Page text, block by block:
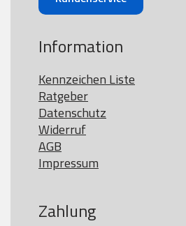
Information
Kennzeichen Liste
Ratgeber
Datenschutz
Widerruf
AGB
Impressum
Zahlung